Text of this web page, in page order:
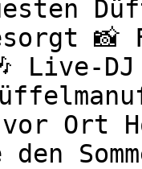
📸
Ort